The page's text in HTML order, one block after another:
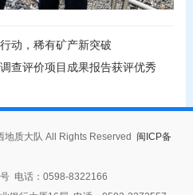
动，稀有矿产新突破
查评价项目成果报告获评优秀
质大队 All Rights Reserved 闽ICP备
电话：0598-8322166